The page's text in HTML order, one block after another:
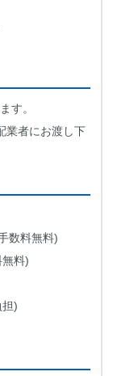
す。
業者にお渡し下
数料無料)
料)
)